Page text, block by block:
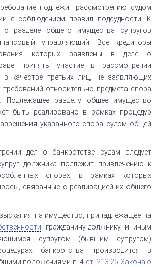
подлежит рассмотрению судом
с соблюдением правил подсудности. К
разделе общего имущества супругов
управляющий. Все кредиторы
которых заявлены в деле о
принять участие в рассмотрении
в качестве третьих лиц, не заявляющих
относительно предмета спора
Подлежащее разделу общее имущество
быть реализовано в рамках процедур
указанного спора судом общей
дел о банкротстве судам следует
должника подлежит привлечению к
спорах, в рамках которых
связанные с реализацией их общего
на имущество, принадлежащее на
гражданину-должнику и иным
супругом (бывшим супругом)
банкротства производится в
положениями п. 4 ст. 213.25 Закона о